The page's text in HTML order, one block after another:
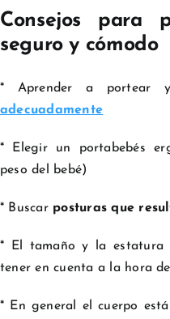
Consejos para
seguro y cómodo
* Aprender a
adecuadamente
* Elegir un portabebés
peso del bebé)
* Buscar posturas que
* El tamaño y la estatura
tener en cuenta a la hora
* En general el cuerpo